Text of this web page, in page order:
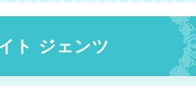
ト ジェンツ